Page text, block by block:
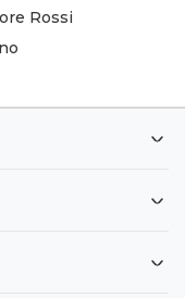
Rossi